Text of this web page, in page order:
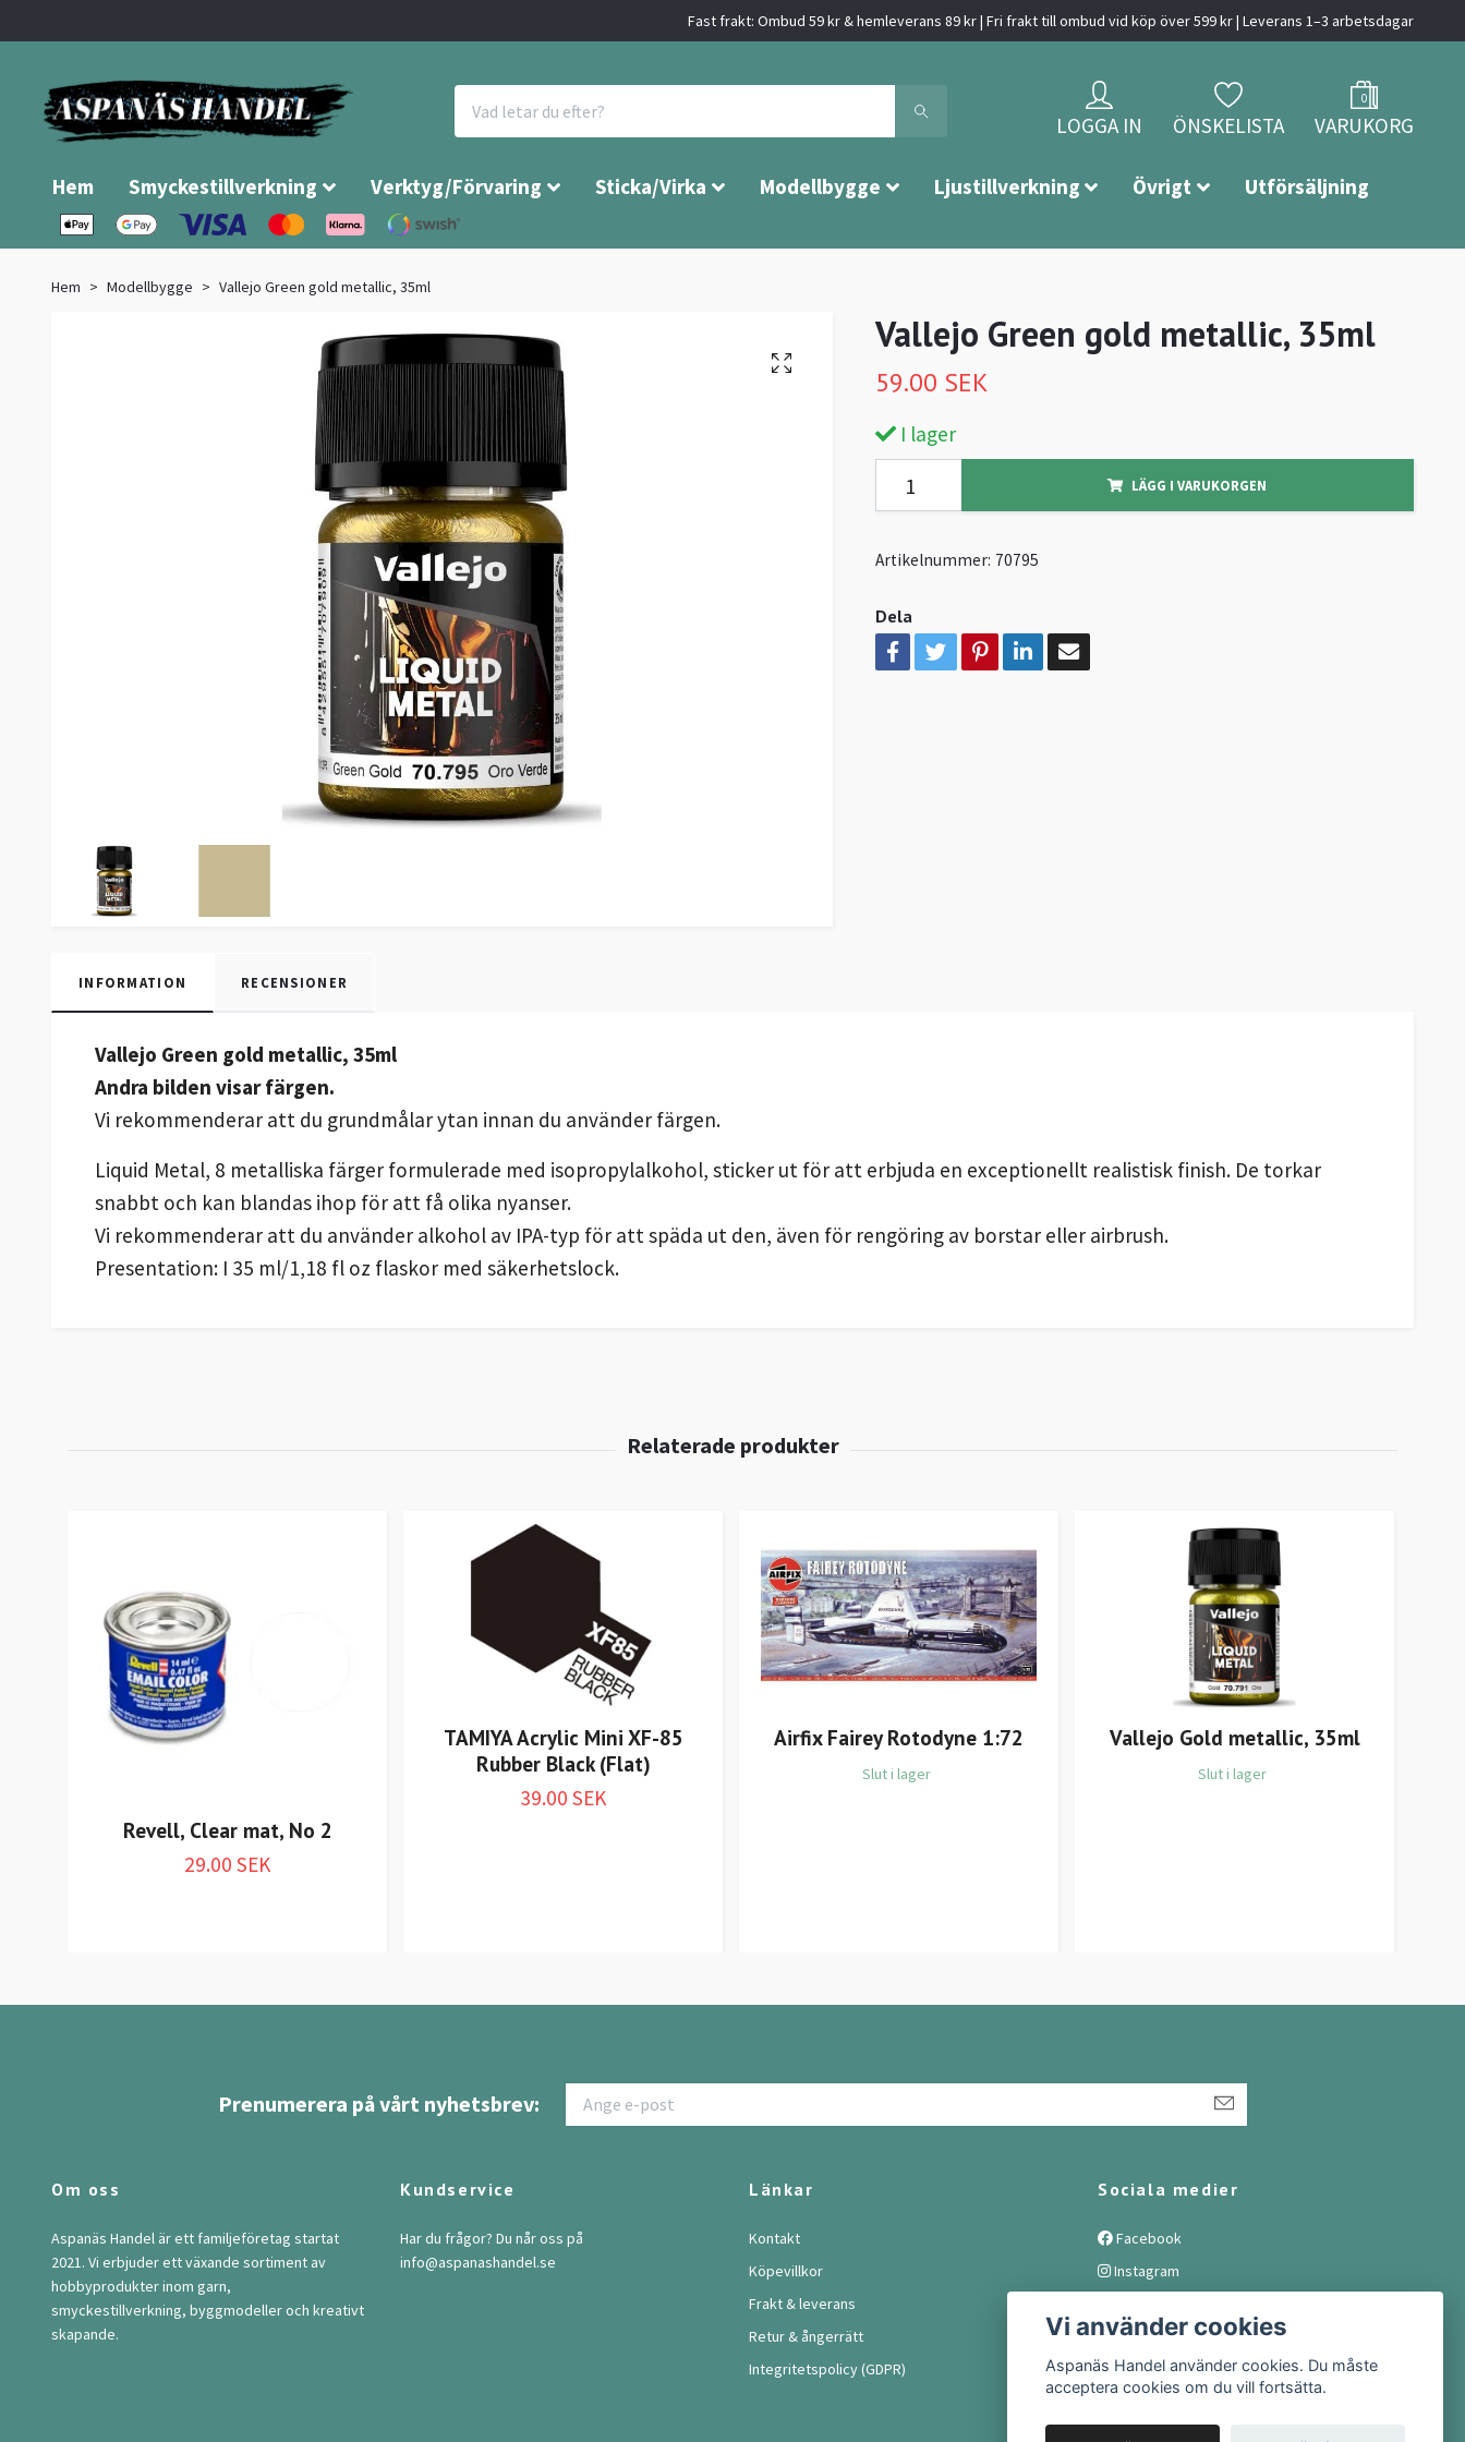
Fast frakt: Ombud 59 kr & hemleverans 89 kr | Fri frakt till ombud vid köp över 599 kr | Leverans 1–3 arbetsdagar
LOGGA IN ÖNSKELISTA
0
VARUKORG
Hem Smyckestillverkning Verktyg/Förvaring Sticka/Virka Modellbygge Ljustillverkning Övrigt Utförsäljning
Hem Modellbygge Vallejo Green gold metallic, 35ml
Vallejo Green gold metallic, 35ml
59.00 SEK
I lager
LÄGG I VARUKORGEN
Artikelnummer: 70795
Dela
INFORMATION RECENSIONER
Vallejo Green gold metallic, 35ml
Andra bilden visar färgen.
Vi rekommenderar att du grundmålar ytan innan du använder färgen.
Liquid Metal, 8 metalliska färger formulerade med isopropylalkohol, sticker ut för att erbjuda en exceptionellt realistisk finish. De torkar
snabbt och kan blandas ihop för att få olika nyanser.
Vi rekommenderar att du använder alkohol av IPA-typ för att späda ut den, även för rengöring av borstar eller airbrush.
Presentation: I 35 ml/1,18 fl oz flaskor med säkerhetslock.
Revell, Clear mat, No 2
29.00 SEK
TAMIYA Acrylic Mini XF-85
Rubber Black (Flat)
39.00 SEK
Airfix Fairey Rotodyne 1:72
Slut i lager
Vallejo Gold metallic, 35ml
Slut i lager
Prenumerera på vårt nyhetsbrev:
Om oss
Aspanäs Handel är ett familjeföretag startat
2021. Vi erbjuder ett växande sortiment av
hobbyprodukter inom garn,
smyckestillverkning, byggmodeller och kreativt
skapande.
Kundservice
Har du frågor? Du når oss på
info@aspanashandel.se
Länkar
Kontakt
Köpevillkor
Frakt & leverans
Retur & ångerrätt
Integritetspolicy (GDPR)
Sociala medier
Facebook
Instagram
Vi använder cookies
Aspanäs Handel använder cookies. Du måste
acceptera cookies om du vill fortsätta.